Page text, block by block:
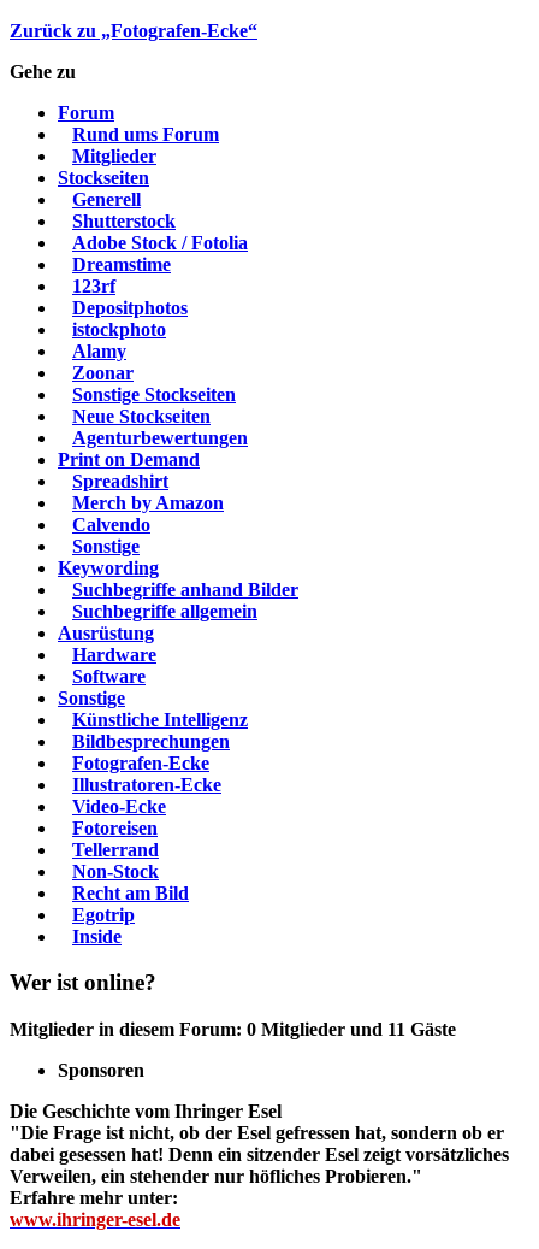
Zurück zu „Fotografen-Ecke“
Gehe zu
Forum
Rund ums Forum
Mitglieder
Stockseiten
Generell
Shutterstock
Adobe Stock / Fotolia
Dreamstime
123rf
Depositphotos
istockphoto
Alamy
Zoonar
Sonstige Stockseiten
Neue Stockseiten
Agenturbewertungen
Print on Demand
Spreadshirt
Merch by Amazon
Calvendo
Sonstige
Keywording
Suchbegriffe anhand Bilder
Suchbegriffe allgemein
Ausrüstung
Hardware
Software
Sonstige
Künstliche Intelligenz
Bildbesprechungen
Fotografen-Ecke
Illustratoren-Ecke
Video-Ecke
Fotoreisen
Tellerrand
Non-Stock
Recht am Bild
Egotrip
Inside
Wer ist online?
Mitglieder in diesem Forum: 0 Mitglieder und 11 Gäste
Sponsoren
Die Geschichte vom Ihringer Esel
"Die Frage ist nicht, ob der Esel gefressen hat, sondern ob er
dabei gesessen hat! Denn ein sitzender Esel zeigt vorsätzliches
Verweilen, ein stehender nur höfliches Probieren."
Erfahre mehr unter:
www.ihringer-esel.de